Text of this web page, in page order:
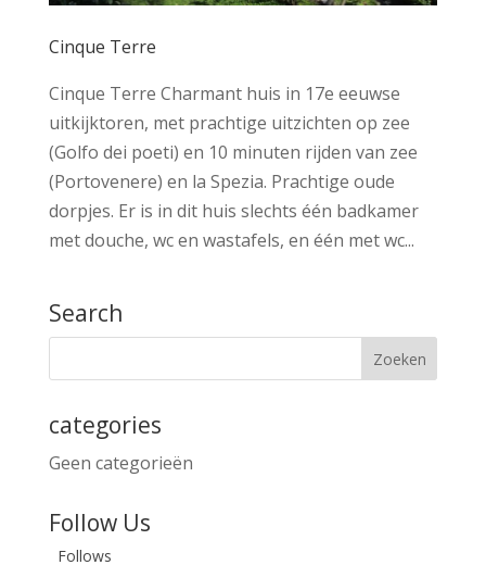
Cinque Terre
Cinque Terre Charmant huis in 17e eeuwse
uitkijktoren, met prachtige uitzichten op zee
(Golfo dei poeti) en 10 minuten rijden van zee
(Portovenere) en la Spezia. Prachtige oude
dorpjes. Er is in dit huis slechts één badkamer
met douche, wc en wastafels, en één met wc...
Search
categories
Geen categorieën
Follow Us
Follows